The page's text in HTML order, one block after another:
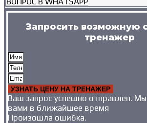
Запросить возможную
тренажер
УЗНАТЬ ЦЕНУ НА ТРЕНАЖЕР
Ваш запрос успешно отправлен.
вами в ближайшее время
Произошла ошибка.